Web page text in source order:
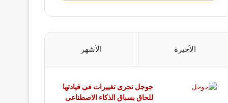
الأخيرة الأشهر
جوجل تجرى تغييرات فى قيادتها
للحاق بسباق الذكاء الاصطناعى